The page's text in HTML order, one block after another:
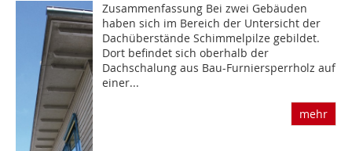
Zusammenfassung Bei zwei Gebäuden
haben sich im Bereich der Untersicht der
Dachüberstände Schimmelpilze gebildet.
Dort befindet sich oberhalb der
Dachschalung aus Bau-Furniersperrholz auf
einer...
mehr